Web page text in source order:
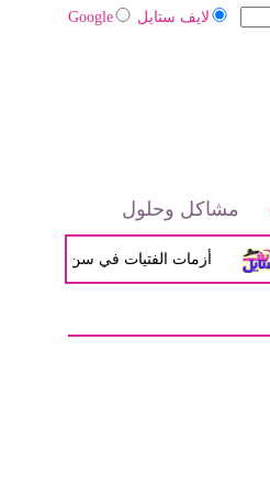
لايف ستايل Google
مشاكل وحلول
أزمات الفتيات في سن المراهقة بين